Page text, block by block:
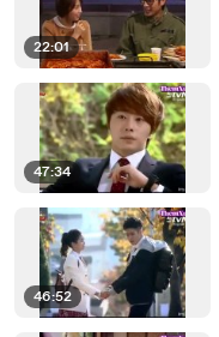
22:01
47:34
46:52